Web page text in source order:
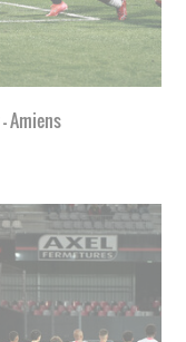
Amiens